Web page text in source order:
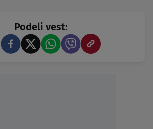
Podeli vest: